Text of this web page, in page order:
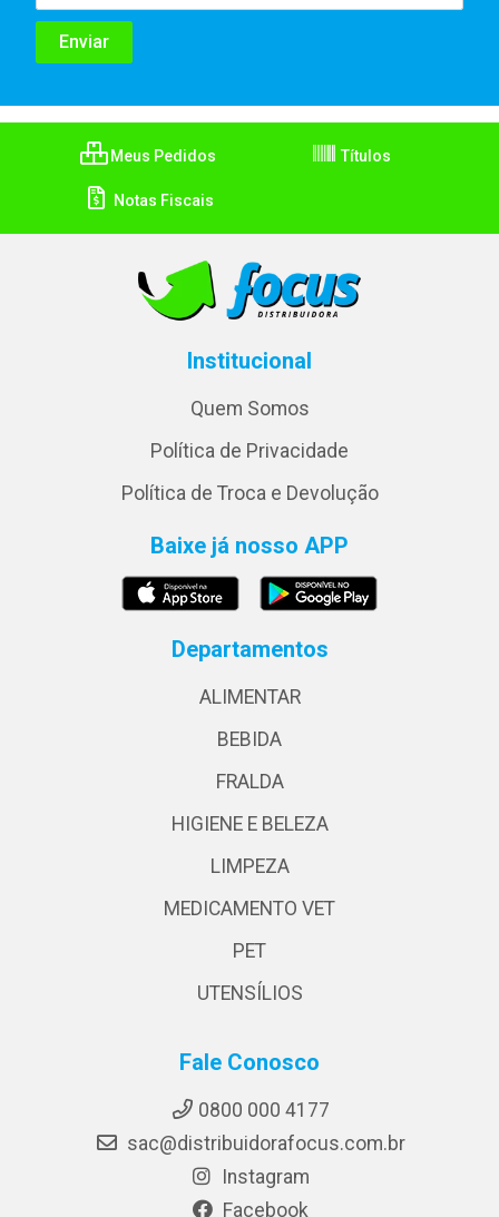
Meus Pedidos Títulos
Notas Fiscais
Institucional
Quem Somos
Política de Privacidade
Política de Troca e Devolução
Baixe já nosso APP
Departamentos
ALIMENTAR
BEBIDA
FRALDA
HIGIENE E BELEZA
LIMPEZA
MEDICAMENTO VET
PET
UTENSÍLIOS
Fale Conosco
0800 000 4177
sac@distribuidorafocus.com.br
Instagram
Facebook